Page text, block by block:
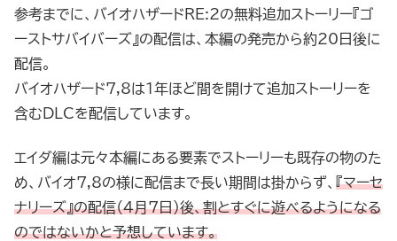
参考までに、バイオハザードRE:2の無料追加ストーリー『ゴ
ーストサバイバーズ』の配信は、本編の発売から約20日後に
配信。
バイオハザード7,8は1年ほど間を開けて追加ストーリーを
含むDLCを配信しています。
エイダ編は元々本編にある要素でストーリーも既存の物のた
め、バイオ7,8の様に配信まで長い期間は掛からず、 『マーセ
ナリーズ』の配信（4月7日）後、割とすぐに遊べるようになる
のではないかと予想しています。